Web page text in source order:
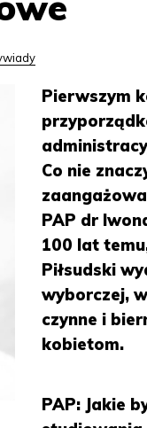
Pierwszym
Co nie
PAP dr
100 lat
Piłsudski
wyborczej,
czynne i
kobietom.
PAP: Jakie